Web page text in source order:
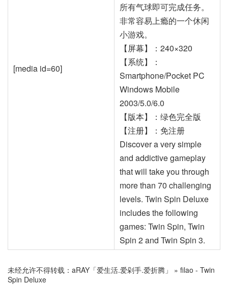
[media id=60]
所有气球即可完成任务。
非常容易上瘾的一个休闲
小游戏。
【屏幕】：240×320
【系统】：
Smartphone/Pocket PC
Windows Mobile
2003/5.0/6.0
【版本】：绿色完全版
【注册】：免注册
Discover a very simple
and addictive gameplay
that will take you through
more than 70 challenging
levels. Twin Spin Deluxe
includes the following
games: Twin Spin, Twin
Spin 2 and Twin Spin 3.
未经允许不得转载： aRAY「爱生活.爱剁手.爱折腾」 » filao - Twin
Spin Deluxe